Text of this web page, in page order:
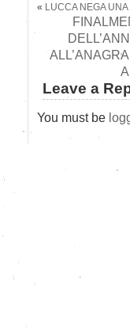
« LUCCA NEGA UNA
Leave a
You must be